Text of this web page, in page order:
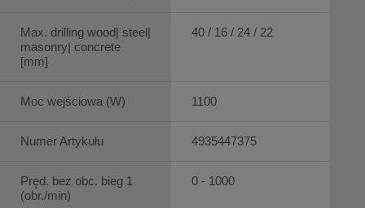
Max. drilling wood| steel|
masonry| concrete
[mm]
Moc wejściowa (W)
Numer Artykułu
Pręd. bez obc. bieg 1
(obr./min)
40 / 16 / 24 / 22
1100
4935447375
0 - 1000